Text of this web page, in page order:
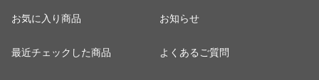
お気に入り商品
最近チェックした商品
お知らせ
よくあるご質問